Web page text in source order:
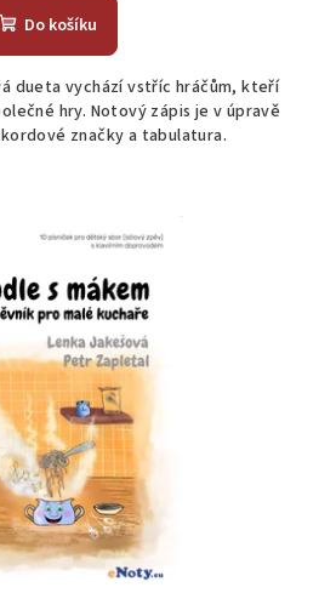
Do košíku
dueta vychází vstříc hráčům, kteří
hry. Notový zápis je v úpravě
značky a tabulatura.